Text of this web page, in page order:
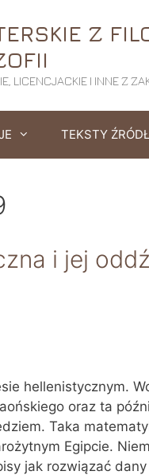
Z
LICENCJACKIE I INNE Z
TEKSTY
i jej
hellenistycznym.
oraz ta
Taka
Egipcie.
jak rozwiązać